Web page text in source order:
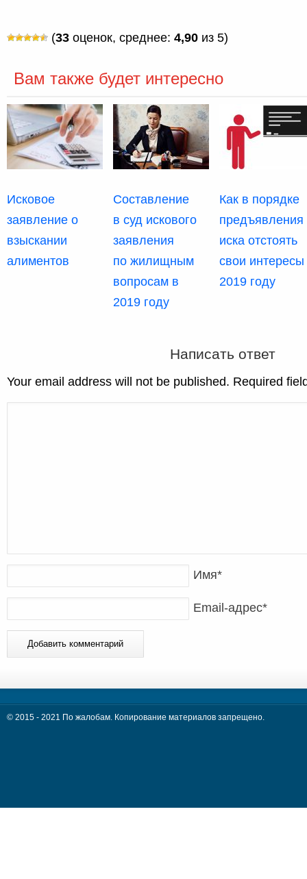
(33 оценок, среднее: 4,90 из 5)
Вам также будет интересно
Исковое
заявление о
взыскании
алиментов
Составление
в суд искового
заявления
по жилищным
вопросам в
2019 году
Как в порядке
предъявления
иска отстоять
свои интересы
2019 году
Написать ответ
Your email address will not be published. Required
Имя*
Email-адрес*
© 2015 - 2021 По жалобам. Копирование материалов запрещено.